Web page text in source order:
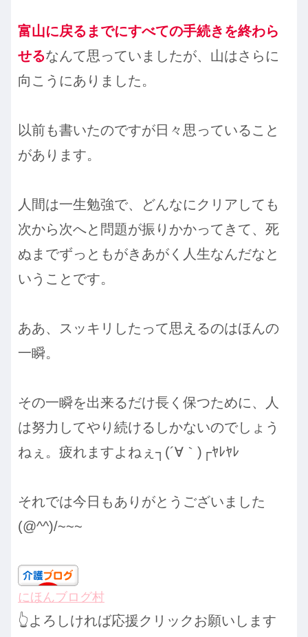
富山に戻るまでにすべての手続きを終わら
せるなんて思っていましたが、山はさらに
向こうにありました。
以前も書いたのですが日々思っていること
があります。
人間は一生勉強で、どんなにクリアしても
次から次へと問題が振りかかってきて、死
ぬまでずっともがきあがく人生なんだなと
いうことです。
ああ、スッキリしたって思えるのはほんの
一瞬。
その一瞬を出来るだけ長く保つために、人
は努力してやり続けるしかないのでしょう
ねぇ。疲れますよねぇ┐(´∀｀)┌ﾔﾚﾔﾚ
それでは今日もありがとうございました
(@^^)/~~~
にほんブログ村
👆よろしければ応援クリックお願いします